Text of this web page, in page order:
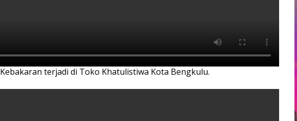
Kebakaran terjadi di Toko Khatulistiwa Kota Bengkulu.